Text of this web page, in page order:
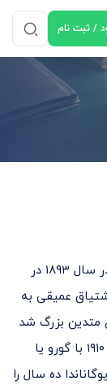
/ ثبت نام
که با نام موکوندا لعل گوش در سال ۱۸۹۳ در
عمیقی به
متدین بزرگ شد
و پس از جست‌وجوهای فراوان، سرانجام در سال ۱۹۱۰ با گورو یا
ده سال را